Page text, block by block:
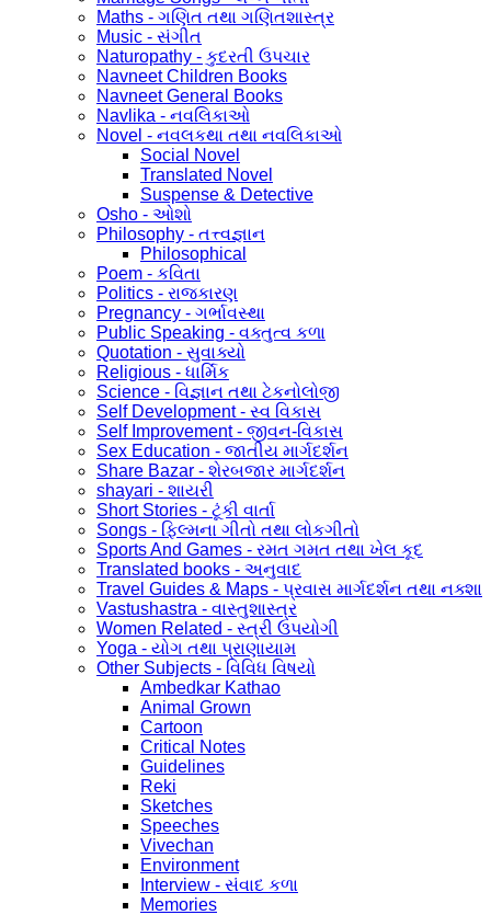
Maths - ગણિત તથા ગણિતશાસ્ત્ર
Music - સંગીત
Naturopathy - કુદરતી ઉપચાર
Navneet Children Books
Navneet General Books
Navlika - નવલિકાઓ
Novel - નવલકથા તથા નવલિકાઓ
Social Novel
Translated Novel
Suspense & Detective
Osho - ઓશો
Philosophy - તત્ત્વજ્ઞાન
Philosophical
Poem - કવિતા
Politics - રાજકારણ
Pregnancy - ગર્ભાવસ્થા
Public Speaking - વક્તુત્વ કળા
Quotation - સુવાક્યો
Religious - ધાર્મિક
Science - વિજ્ઞાન તથા ટેકનોલોજી
Self Development - સ્વ વિકાસ
Self Improvement - જીવન-વિકાસ
Sex Education - જાતીય માર્ગદર્શન
Share Bazar - શેરબજાર માર્ગદર્શન
shayari - શાયરી
Short Stories - ટૂંકી વાર્તા
Songs - ફિલ્મના ગીતો તથા લોકગીતો
Sports And Games - રમત ગમત તથા ખેલ કૂદ
Translated books - અનુવાદ
Travel Guides & Maps - પ્રવાસ માર્ગદર્શન તથા નક્શા
Vastushastra - વાસ્તુશાસ્ત્ર
Women Related - સ્ત્રી ઉપયોગી
Yoga - યોગ તથા પ્રાણાયામ
Other Subjects - વિવિધ વિષયો
Ambedkar Kathao
Animal Grown
Cartoon
Critical Notes
Guidelines
Reki
Sketches
Speeches
Vivechan
Environment
Interview - સંવાદ કળા
Memories